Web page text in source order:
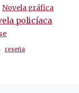
Novela gráfica
policíaca
reseña